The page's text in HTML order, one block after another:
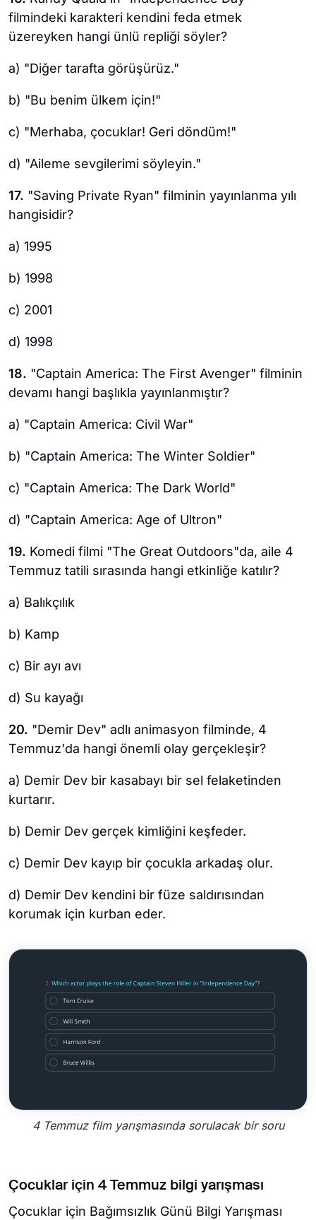
filmindeki karakteri kendini feda etmek
üzereyken hangi ünlü repliği söyler?
a) "Diğer tarafta görüşürüz."
b) "Bu benim ülkem için!"
c) "Merhaba, çocuklar! Geri döndüm!"
d) "Aileme sevgilerimi söyleyin."
17. "Saving Private Ryan" filminin yayınlanma yılı
hangisidir?
a) 1995
b) 1998
c) 2001
d) 1998
18. "Captain America: The First Avenger" filminin
devamı hangi başlıkla yayınlanmıştır?
a) "Captain America: Civil War"
b) "Captain America: The Winter Soldier"
c) "Captain America: The Dark World"
d) "Captain America: Age of Ultron"
19. Komedi filmi "The Great Outdoors"da, aile 4
Temmuz tatili sırasında hangi etkinliğe katılır?
a) Balıkçılık
b) Kamp
c) Bir ayı avı
d) Su kayağı
20. "Demir Dev" adlı animasyon filminde, 4
Temmuz'da hangi önemli olay gerçekleşir?
a) Demir Dev bir kasabayı bir sel felaketinden
kurtarır.
b) Demir Dev gerçek kimliğini keşfeder.
c) Demir Dev kayıp bir çocukla arkadaş olur.
d) Demir Dev kendini bir füze saldırısından
korumak için kurban eder.
4 Temmuz film yarışmasında sorulacak bir soru
Çocuklar için 4 Temmuz bilgi yarışması
Çocuklar için Bağımsızlık Günü Bilgi Yarışması